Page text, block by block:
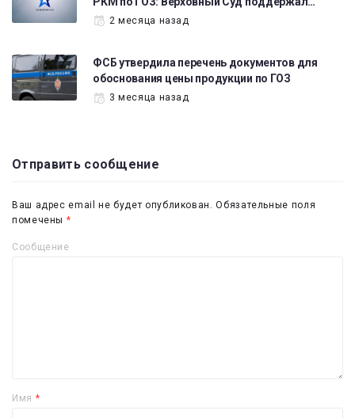
2 месяца назад
ФСБ утвердила перечень документов для
обоснования цены продукции по ГОЗ
3 месяца назад
Отправить сообщение
Ваш адрес email не будет опубликован. Обязательные поля
помечены *
Сообщение
Имя *